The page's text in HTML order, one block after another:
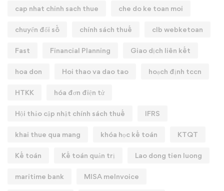
cap nhat chinh sach thue che do ke toan moi
chuyển đổi số chính sách thuế clb webketoan
Fast Financial Planning Giao dịch liên kết
hoa don Hoi thao va dao tao hoạch định tccn
HTKK hóa đơn điện tử
Hội thảo cập nhật chính sách thuế IFRS
khai thue qua mang khóa học kế toán KTQT
Kế toán Kế toán quản trị Lao dong tien luong
maritime bank MISA meInvoice